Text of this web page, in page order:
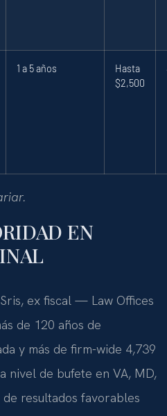
1 a 5 años
Hasta
$2,500
EN
ex fiscal — Law Offices
de 120 años de
y más de firm-wide 4,739
nivel de bufete en VA, MD,
de resultados favorables